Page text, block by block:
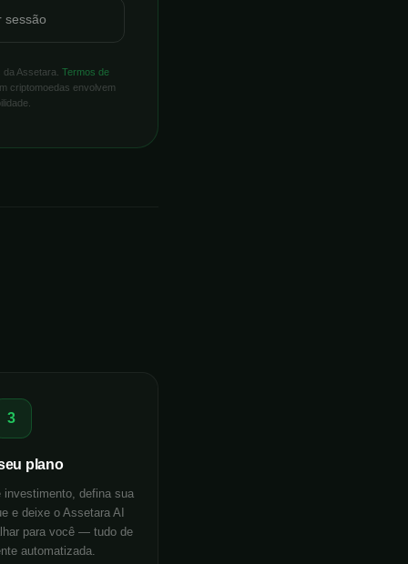
sessão
Assetara. Termos de
criptomoedas envolvem
3
plano
defina sua
e deixe o Assetara AI
para você — tudo de
automatizada.